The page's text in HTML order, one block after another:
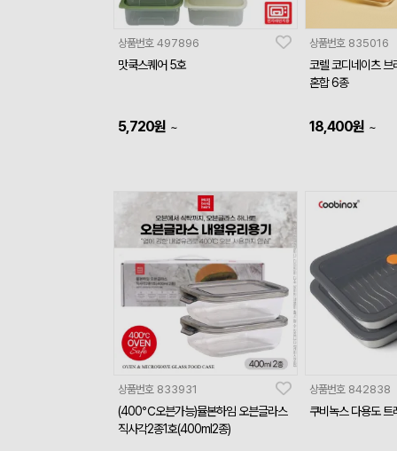
상품번호 497896
맛쿡스퀘어 5호
5,720원 ~
상품번호 835016
코렐 코디네이츠 브
혼합 6종
18,400원 ~
상품번호 833931
(400℃오븐가능)뮬본하임 오븐글라스
직사각2종1호(400ml2종)
상품번호 842838
쿠비녹스 다용도 트